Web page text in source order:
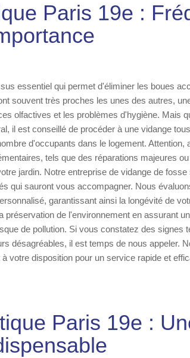
Paris 19e :
essentiel qui permet d'éliminer les boues
souvent très proches les unes des autres,
olfactives et les problèmes d'hygiène. Mais
il est conseillé de procéder à une vidange
d'occupants dans le logement. Attention,
tels que des réparations majeures
jardin. Notre entreprise de vidange de fosse
qui sauront vous accompagner. Nous
garantissant ainsi la longévité de
préservation de l'environnement en assurant
de pollution. Si vous constatez des signes
désagréables, il est temps de nous appeler.
votre disposition pour un service rapide et
Paris 19e :